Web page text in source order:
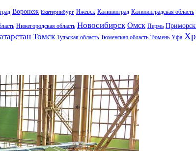
Воронеж Екатеринбург Ижевск Калининград Калининградская область
Нижегородская область Новосибирск Омск Пермь
Томск Тульская область Тюменская область Тюмень Уфа